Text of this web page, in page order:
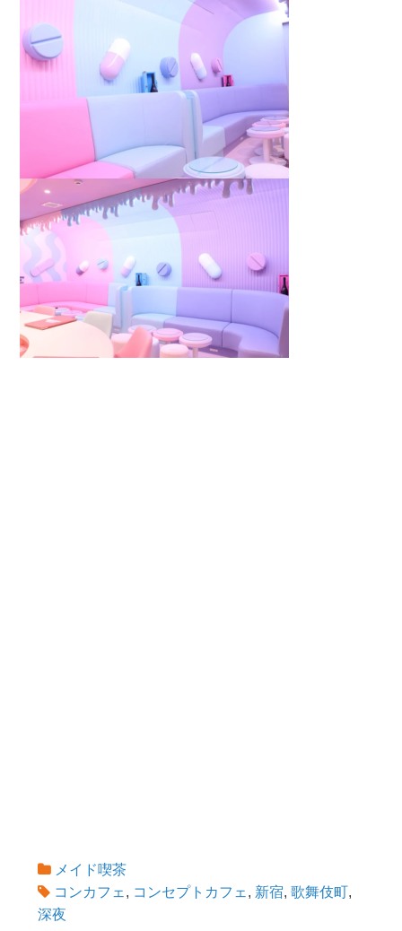
メイド喫茶
コンカフェ , コンセプトカフェ , 新宿,歌舞伎町,
深夜